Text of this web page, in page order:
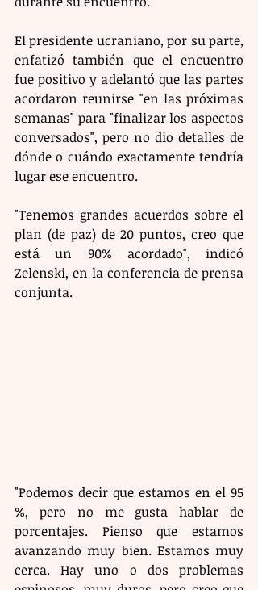
El presidente ucraniano, por su parte,
enfatizó también que el encuentro
fue positivo y adelantó que las partes
acordaron reunirse "en las próximas
semanas" para "finalizar los aspectos
conversados", pero no dio detalles de
dónde o cuándo exactamente tendría
lugar ese encuentro.
"Tenemos grandes acuerdos sobre el
plan (de paz) de 20 puntos, creo que
está un 90% acordado", indicó
Zelenski, en la conferencia de prensa
conjunta.
"Podemos decir que estamos en el 95
%, pero no me gusta hablar de
porcentajes. Pienso que estamos
avanzando muy bien. Estamos muy
cerca. Hay uno o dos problemas